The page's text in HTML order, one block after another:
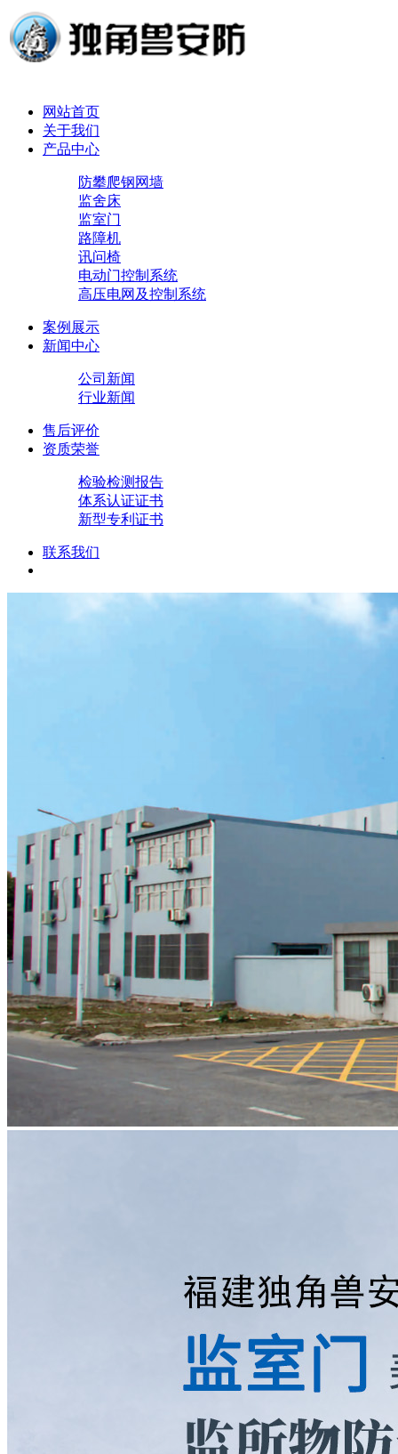
网站首页
关于我们
产品中心
防攀爬钢网墙
监舍床
监室门
路障机
讯问椅
电动门控制系统
高压电网及控制系统
案例展示
新闻中心
公司新闻
行业新闻
售后评价
资质荣誉
检验检测报告
体系认证证书
新型专利证书
联系我们